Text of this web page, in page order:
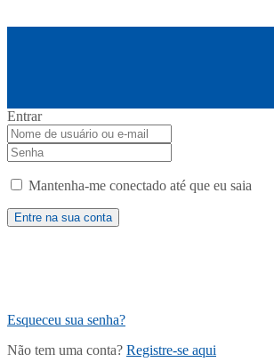
Entrar
Mantenha-me conectado até que eu saia
Esqueceu sua senha?
Não tem uma conta? Registre-se aqui